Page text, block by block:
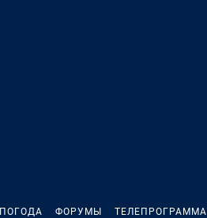
ПОГОДА ФОРУМЫ ТЕЛЕПРОГРАММА